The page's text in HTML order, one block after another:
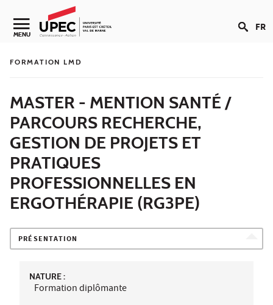
Aller au contenu
Navigation secondaire
MENU FR
FORMATION LMD
MASTER - MENTION SANTÉ /
PARCOURS RECHERCHE,
GESTION DE PROJETS ET
PRATIQUES
PROFESSIONNELLES EN
ERGOTHÉRAPIE (RG3PE)
PRÉSENTATION
NATURE :
Formation diplômante